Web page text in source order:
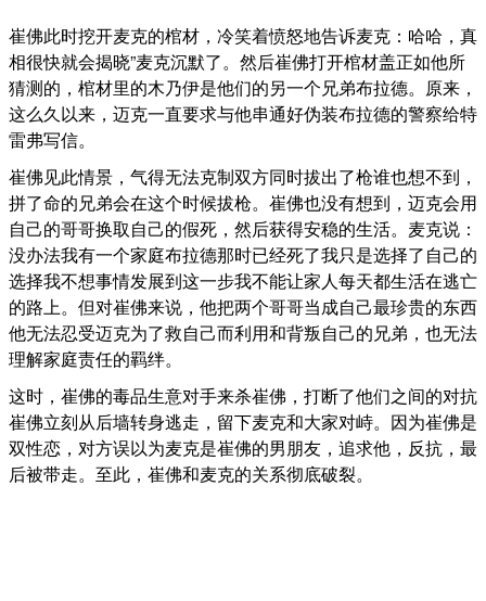
崔佛此时挖开麦克的棺材，冷笑着愤怒地告诉麦克：哈哈，真
相很快就会揭晓”麦克沉默了。然后崔佛打开棺材盖正如他所
猜测的，棺材里的木乃伊是他们的另一个兄弟布拉德。原来，
这么久以来，迈克一直要求与他串通好伪装布拉德的警察给特
雷弗写信。
崔佛见此情景，气得无法克制双方同时拔出了枪谁也想不到，
拼了命的兄弟会在这个时候拔枪。崔佛也没有想到，迈克会用
自己的哥哥换取自己的假死，然后获得安稳的生活。麦克说：
没办法我有一个家庭布拉德那时已经死了我只是选择了自己的
选择我不想事情发展到这一步我不能让家人每天都生活在逃亡
的路上。但对崔佛来说，他把两个哥哥当成自己最珍贵的东西
他无法忍受迈克为了救自己而利用和背叛自己的兄弟，也无法
理解家庭责任的羁绊。
这时，崔佛的毒品生意对手来杀崔佛，打断了他们之间的对抗
崔佛立刻从后墙转身逃走，留下麦克和大家对峙。因为崔佛是
双性恋，对方误以为麦克是崔佛的男朋友，追求他，反抗，最
后被带走。至此，崔佛和麦克的关系彻底破裂。